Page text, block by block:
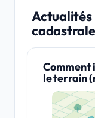
Actualités
Comment
le terrain